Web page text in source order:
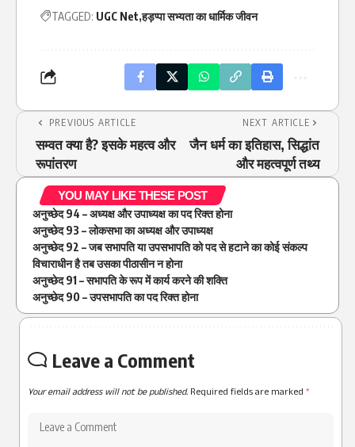
TAGGED: UGC Net हड़प्पा सभ्यता का धार्मिक जीवन
PREVIOUS ARTICLE
सम्वत क्या है? इसके महत्व और
रूपांतरण
NEXT ARTICLE
जैन धर्म का इतिहास, सिद्धांत
और महत्वपूर्ण तथ्य
YOU MAY LIKE THESE POST
अनुच्छेद 94 – अध्यक्ष और उपाध्यक्ष का पद रिक्त होना
अनुच्छेद 93 – लोकसभा का अध्यक्ष और उपाध्यक्ष
अनुच्छेद 92 – जब सभापति या उपसभापति को पद से हटाने का कोई संकल्प
विचाराधीन है तब उसका पीठासीन न होना
अनुच्छेद 91 – सभापति के रूप में कार्य करने की शक्ति
अनुच्छेद 90 – उपसभापति का पद रिक्त होना
Leave a Comment
Your email address will not be published. Required fields are marked *